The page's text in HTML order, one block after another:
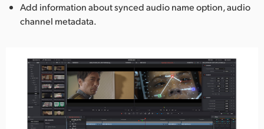
Add information about synced audio name option, audio
channel metadata.